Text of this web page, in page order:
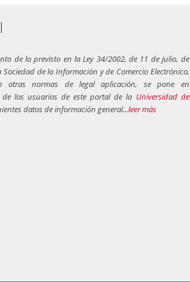
de lo previsto en la Ley 34/2002, de 11 de julio, de
Sociedad de la Información y de Comercio Electrónico,
otras normas de legal aplicación, se pone en
de los usuarios de este portal de la Universidad de
datos de información general...leer más